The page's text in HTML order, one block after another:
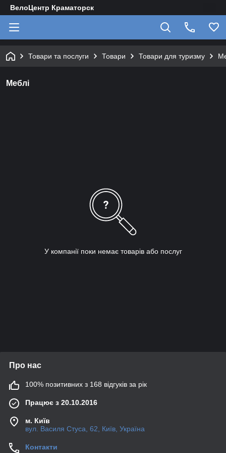
ВелоЦентр Краматорск
Товари та послуги Товари Товари для туризму
Меблі
У компанії поки немає товарів або послуг
Про нас
100% позитивних з 168 відгуків за рік
Працює з 20.10.2016
м. Київ
вул. Василя Стуса, 62, Київ, Україна
Контакти